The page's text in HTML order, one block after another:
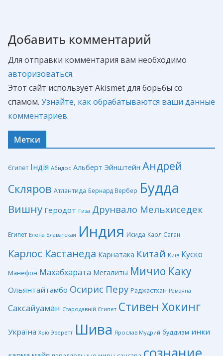
Добавить комментарий
Для отправки комментария вам необходимо
авторизоваться.
Этот сайт использует Akismet для борьбы со
спамом. Узнайте, как обрабатываются ваши данные
комментариев.
Метки
Єгипет Індія Абидос Альберт Эйнштейн Андрей
Скляров Атлантида Бернард Вербер Будда
Вишну Геродот Гиза Друнвало Мельхиседек
Египет Елена Блаватская Индия Исида Карл Саган
Карлос Кастанеда Карнатака Китай Київ Куско
Манефон Махабхарата Мегалиты Мичио Каку
Ольянтайтамбо Осирис Перу Раджастхан Рамаяна
Саксайуаман Стародавній Єгипет Стивен Хокинг
Україна Хью Эверетт Шива Ярослав Мудрий буддизм инки